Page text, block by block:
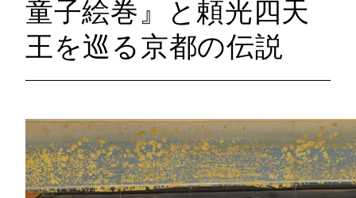
童子絵巻』と頼光四天
王を巡る京都の伝説